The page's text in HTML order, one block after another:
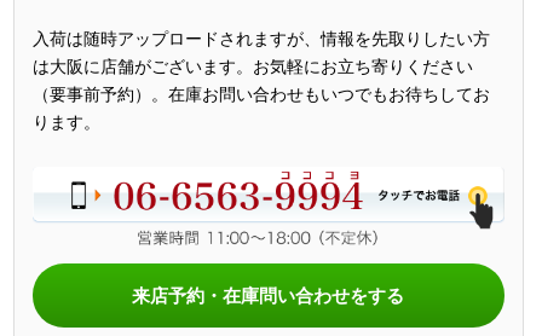
入荷は随時アップロードされますが、情報を先取りしたい方
は大阪に店舗がございます。お気軽にお立ち寄りください
（要事前予約）。在庫お問い合わせもいつでもお待ちしてお
ります。
来店予約・在庫問い合わせをする